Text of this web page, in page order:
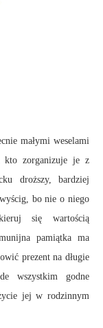
małymi weselami
zorganizuje je z
droższy, bardziej
bo nie o niego
się wartością
pamiątka ma
prezent na długie
wszystkim godne
jej w rodzinnym